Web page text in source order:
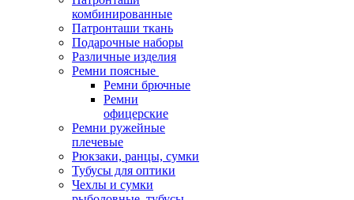
комбинированные
Патронташи ткань
Подарочные наборы
Различные изделия
Ремни поясные
Ремни брючные
Ремни
офицерские
Ремни ружейные
плечевые
Рюкзаки, ранцы, сумки
Тубусы для оптики
Чехлы и сумки